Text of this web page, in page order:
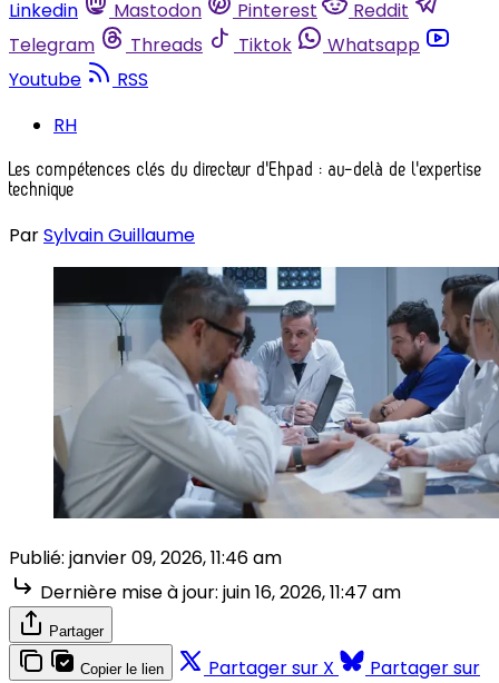
Linkedin
Mastodon Pinterest
Reddit
Telegram
Threads Tiktok
Whatsapp
Youtube
RSS
RH
Les compétences clés du directeur d'Ehpad : au-delà de l'expertise
technique
ParSylvain Guillaume
Publié: janvier 09, 2026, 11:46 am
Dernière mise à jour: juin 16, 2026, 11:47 am
Partager
Copier le lien Partager sur X
Partager sur